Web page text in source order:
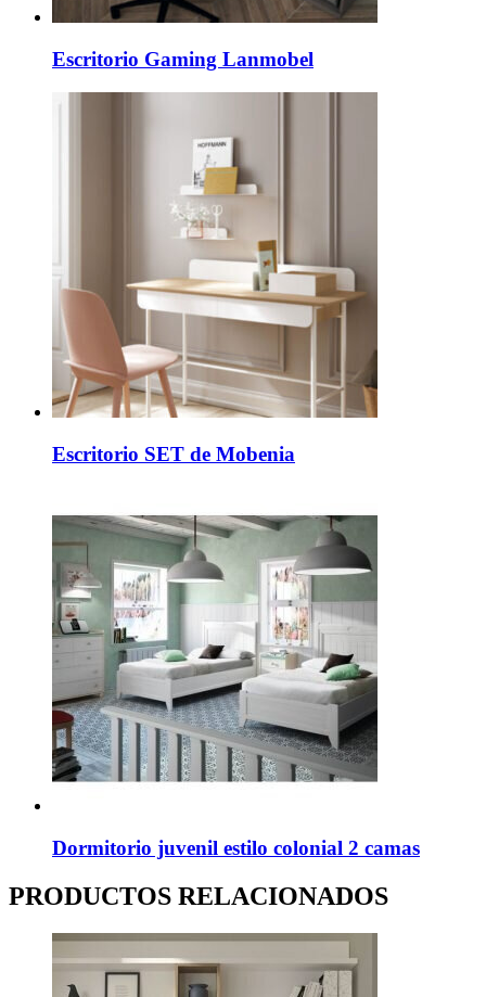
Escritorio Gaming Lanmobel
Escritorio SET de Mobenia
Dormitorio juvenil estilo colonial 2 camas
PRODUCTOS RELACIONADOS